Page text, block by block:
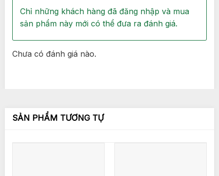
Chưa có đánh giá nào.
Chỉ những khách hàng đã đăng nhập và mua
sản phẩm này mới có thể đưa ra đánh giá.
SẢN PHẨM TƯƠNG TỰ